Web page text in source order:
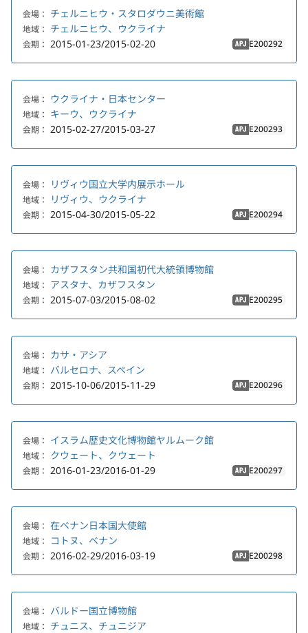
会場： チェルニヒウ・スタロダウニ美術館
地域： チェルニヒウ、ウクライナ
会期： 2015-01-23/2015-02-20 APJ E200292
会場： ウクライナ・日本センター
地域： キーウ、ウクライナ
会期： 2015-02-27/2015-03-27 APJ E200293
会場： リヴィウ国立大学内展示ホール
地域： リヴィウ、ウクライナ
会期： 2015-04-30/2015-05-22 APJ E200294
会場： カザフスタン共和国初代大統領博物館
地域： アスタナ、カザフスタン
会期： 2015-07-03/2015-08-02 APJ E200295
会場： カサ・アシア
地域： バルセロナ、スペイン
会期： 2015-10-06/2015-11-29 APJ E200296
会場： イスラム歴史文化博物館ヤルムーク館
地域： クウェート、クウェート
会期： 2016-01-23/2016-01-29 APJ E200297
会場： 在ベナン日本国大使館
地域： コトヌ、ベナン
会期： 2016-02-29/2016-03-19 APJ E200298
会場： バルドー国立博物館
地域： チュニス、チュニジア